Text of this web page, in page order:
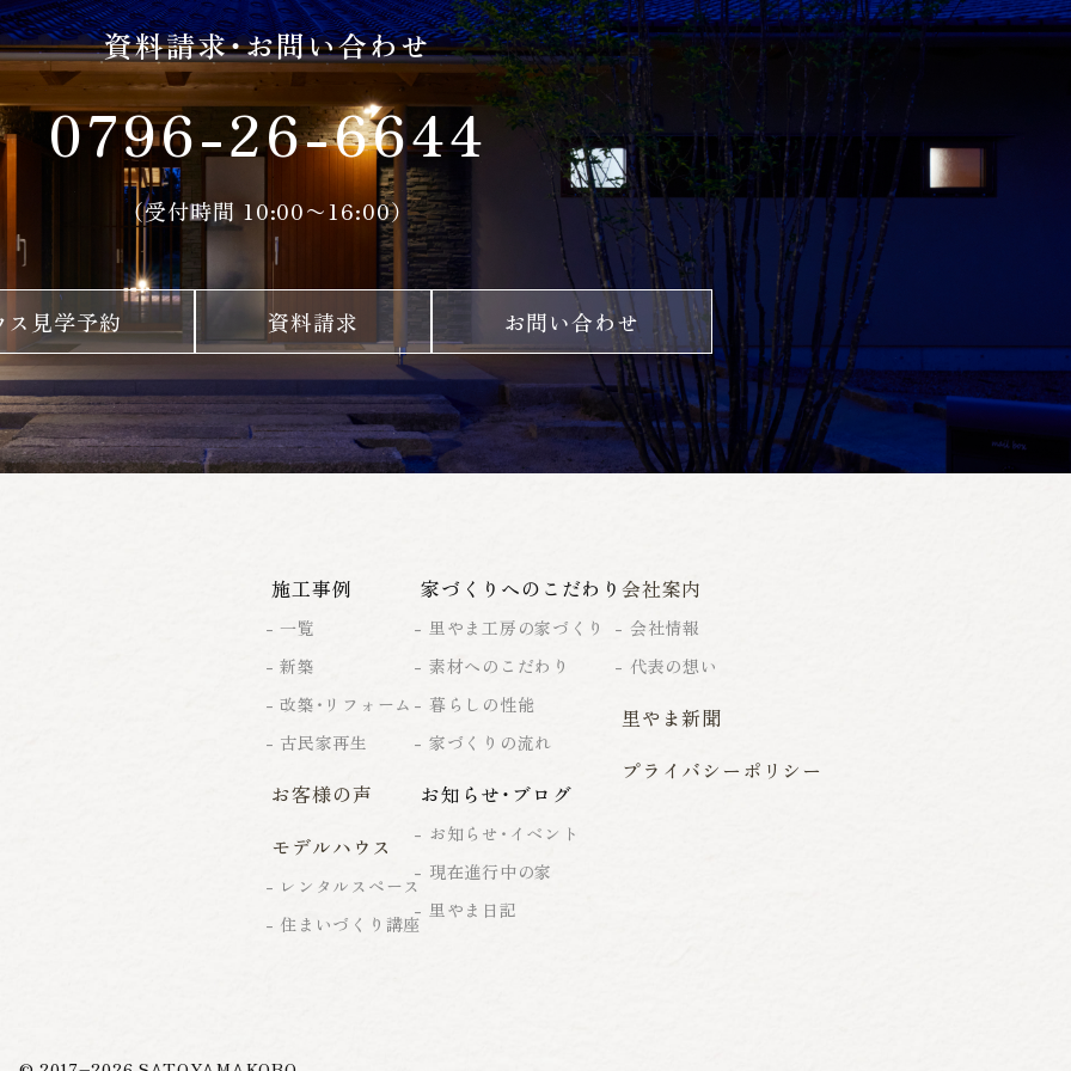
資料請求・お問い合わせ
0796-26-6644
（受付時間 10:00〜16:00）
見学予約 資料請求 お問い合わせ
施工事例
一覧
新築
改築・リフォーム
古民家再生
お客様の声
モデルハウス
レンタルスペース
住まいづくり講座
家づくりへのこだわり
里やま工房の家づくり
素材へのこだわり
暮らしの性能
家づくりの流れ
お知らせ・ブログ
お知らせ・イベント
現在進行中の家
里やま日記
会社案内
会社情報
代表の想い
里やま新聞
プライバシーポリシー